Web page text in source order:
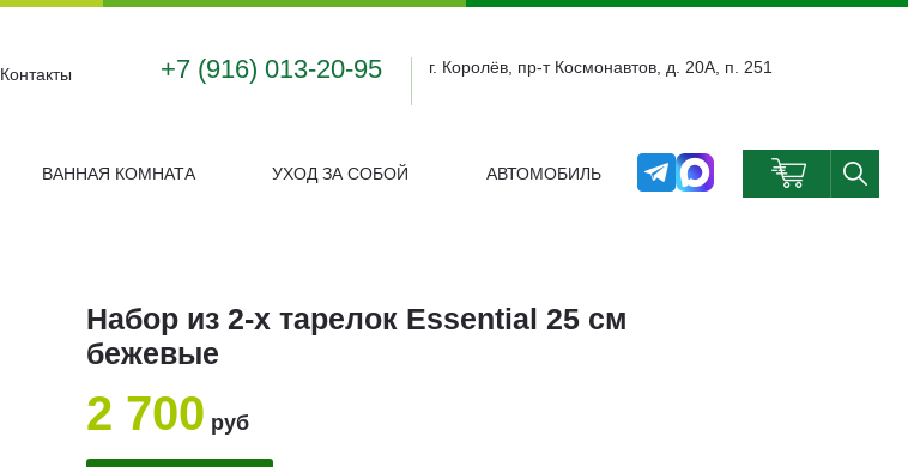
Контакты +7 (916) 013-20-95 г. Королёв, пр-т Космонавтов, д. 20А, п. 251
ВАННАЯ КОМНАТА УХОД ЗА СОБОЙ АВТОМОБИЛЬ
Набор из 2-х тарелок Essential 25 см
бежевые
2 700 руб